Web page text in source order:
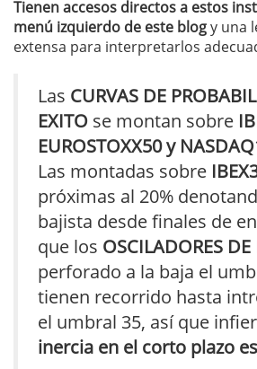
Tienen accesos directos a estos
menú izquierdo de este blogy una
extensa para interpretarlos
Las CURVAS DE
EXITO se montan sobre
EUROSTOXX50 y
Las montadas sobre
próximas al 20%
bajista desde finales de
que los OSCILADORES DE
perforado a la baja el
tienen recorrido hasta
el umbral 35, así que
inercia en el corto plazo